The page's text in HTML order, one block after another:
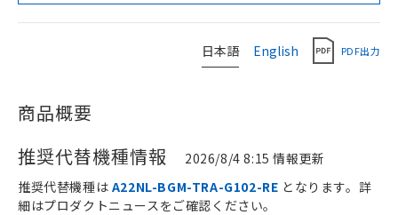
日本語 English PDF出力
商品概要
推奨代替機種情報
2026/8/4 8:15 情報更新
推奨代替機種は A22NL-BGM-TRA-G102-RE となります。詳
細はプロダクトニュースをご確認ください。